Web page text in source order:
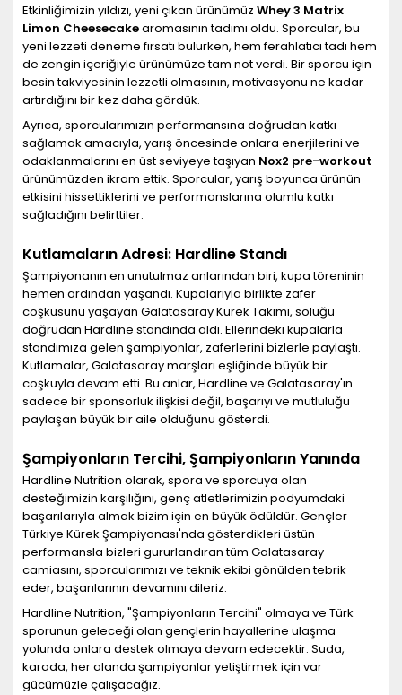
Etkinliğimizin yıldızı, yeni çıkan ürünümüz Whey 3 Matrix
Limon Cheesecakearomasının tadımı oldu. Sporcular, bu
yeni lezzeti deneme fırsatı bulurken, hem ferahlatıcı tadı hem
de zengin içeriğiyle ürünümüze tam not verdi. Bir sporcu için
besin takviyesinin lezzetli olmasının, motivasyonu ne kadar
artırdığını bir kez daha gördük.
Ayrıca, sporcularımızın performansına doğrudan katkı
sağlamak amacıyla, yarış öncesinde onlara enerjilerini ve
odaklanmalarını en üst seviyeye taşıyan Nox2 pre-workout
ürünümüzden ikram ettik. Sporcular, yarış boyunca ürünün
etkisini hissettiklerini ve performanslarına olumlu katkı
sağladığını belirttiler.
Kutlamaların Adresi: Hardline Standı
Şampiyonanın en unutulmaz anlarından biri, kupa töreninin
hemen ardından yaşandı. Kupalarıyla birlikte zafer
coşkusunu yaşayan Galatasaray Kürek Takımı, soluğu
doğrudan Hardline standında aldı. Ellerindeki kupalarla
standımıza gelen şampiyonlar, zaferlerini bizlerle paylaştı.
Kutlamalar, Galatasaray marşları eşliğinde büyük bir
coşkuyla devam etti. Bu anlar, Hardline ve Galatasaray'ın
sadece bir sponsorluk ilişkisi değil, başarıyı ve mutluluğu
paylaşan büyük bir aile olduğunu gösterdi.
Şampiyonların Tercihi, Şampiyonların Yanında
Hardline Nutrition olarak, spora ve sporcuya olan
desteğimizin karşılığını, genç atletlerimizin podyumdaki
başarılarıyla almak bizim için en büyük ödüldür. Gençler
Türkiye Kürek Şampiyonası'nda gösterdikleri üstün
performansla bizleri gururlandıran tüm Galatasaray
camiasını, sporcularımızı ve teknik ekibi gönülden tebrik
eder, başarılarının devamını dileriz.
Hardline Nutrition, "Şampiyonların Tercihi" olmaya ve Türk
sporunun geleceği olan gençlerin hayallerine ulaşma
yolunda onlara destek olmaya devam edecektir. Suda,
karada, her alanda şampiyonlar yetiştirmek için var
gücümüzle çalışacağız.